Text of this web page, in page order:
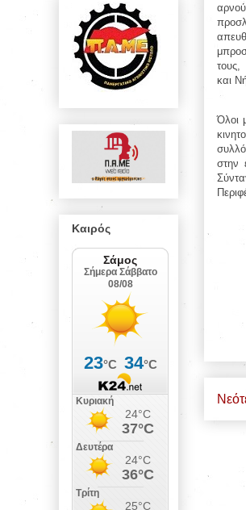
τους,
και
Όλοι
στην
Καιρός